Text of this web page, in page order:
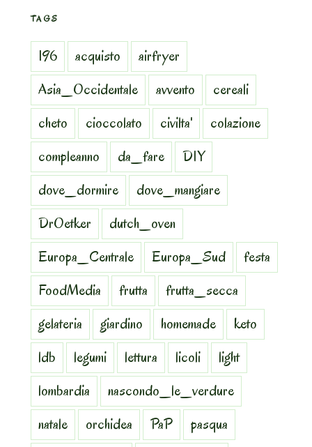
TAGS
196 acquisto
airfryer
Asia_Occidentale
avvento
cereali
cheto
cioccolato civilta'
colazione
compleanno
da_fare
DIY
dove_dormire
dove_mangiare
DrOetker
dutch_oven
Europa_Centrale
Europa_Sud
festa
FoodMedia
frutta
frutta_secca
gelateria
giardino homemade
keto
ldb
legumi lettura licoli
light
lombardia
nascondo_le_verdure
natale
orchidea PaP
pasqua